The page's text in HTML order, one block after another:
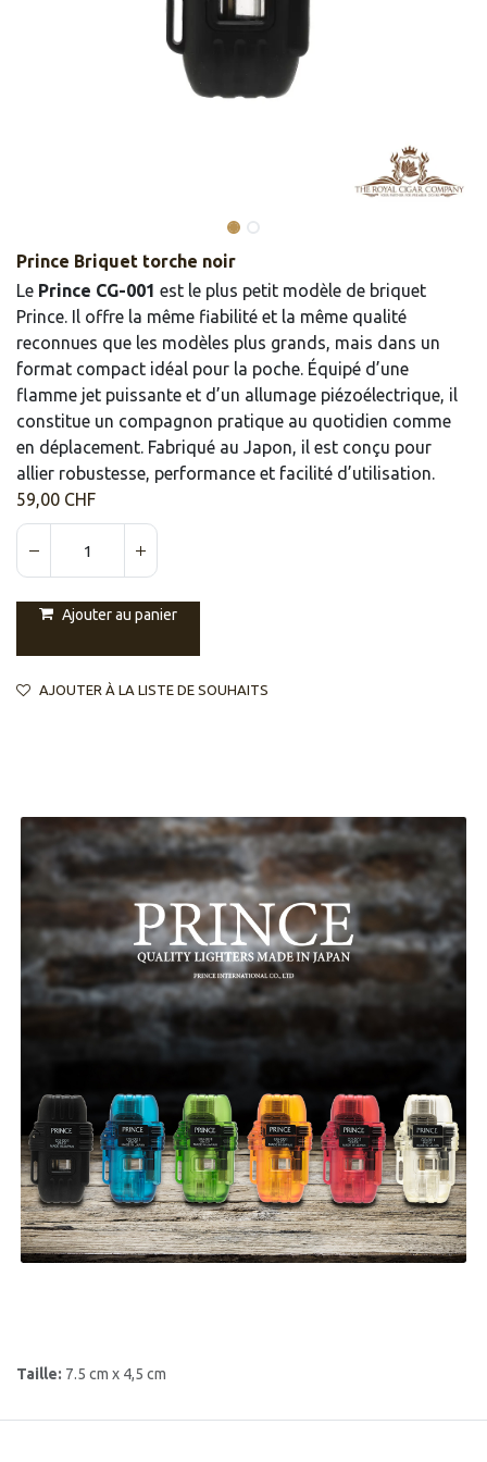
Prince Briquet torche noir
Le Prince CG-001 est le plus petit modèle de briquet
Prince. Il offre la même fiabilité et la même qualité
reconnues que les modèles plus grands, mais dans un
format compact idéal pour la poche. Équipé d’une
flamme jet puissante et d’un allumage piézoélectrique, il
constitue un compagnon pratique au quotidien comme
en déplacement. Fabriqué au Japon, il est conçu pour
allier robustesse, performance et facilité d’utilisation.
59,00 CHF
Ajouter au panier
AJOUTER À LA LISTE DE SOUHAITS
Taille: 7.5 cm x 4,5 cm